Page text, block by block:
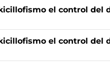
el control del
el control del